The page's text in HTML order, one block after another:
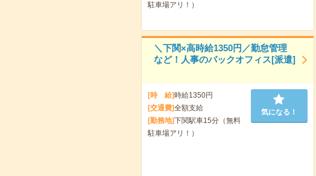
駐車場アリ！）
＼下関×高時給1350円／勤怠管理
など！人事のバックオフィス[派遣]
[時 給]時給1350円
[交通費]全額支給
[勤務地]下関駅車15分（無料
駐車場アリ！）
気になる！